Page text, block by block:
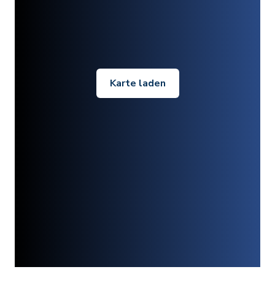
Karte laden